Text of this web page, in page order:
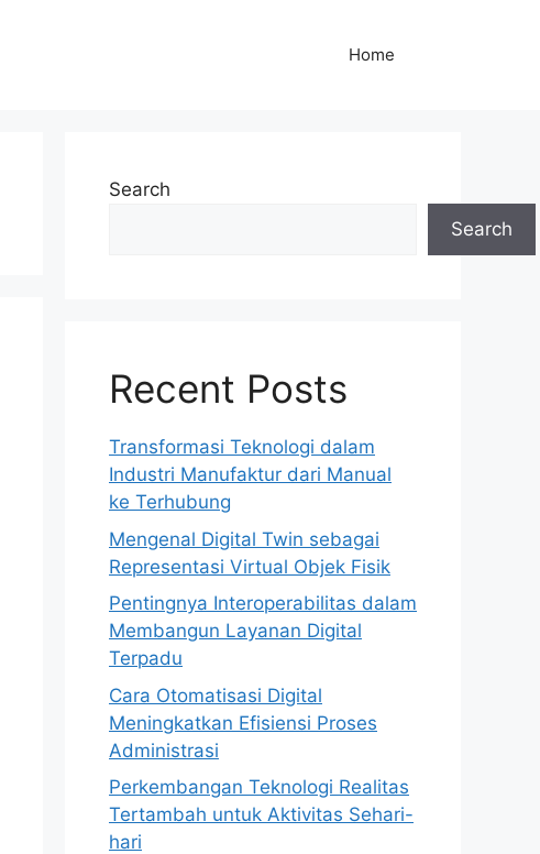
Home
Search
Search
Recent Posts
Transformasi Teknologi dalam
Industri Manufaktur dari Manual
ke Terhubung
Mengenal Digital Twin sebagai
Representasi Virtual Objek Fisik
Pentingnya Interoperabilitas dalam
Membangun Layanan Digital
Terpadu
Cara Otomatisasi Digital
Meningkatkan Efisiensi Proses
Administrasi
Perkembangan Teknologi Realitas
Tertambah untuk Aktivitas Sehari-
hari